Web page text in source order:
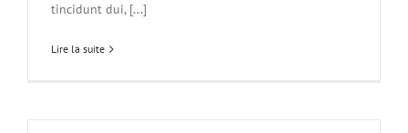
tincidunt dui, [...]
Lire la suite